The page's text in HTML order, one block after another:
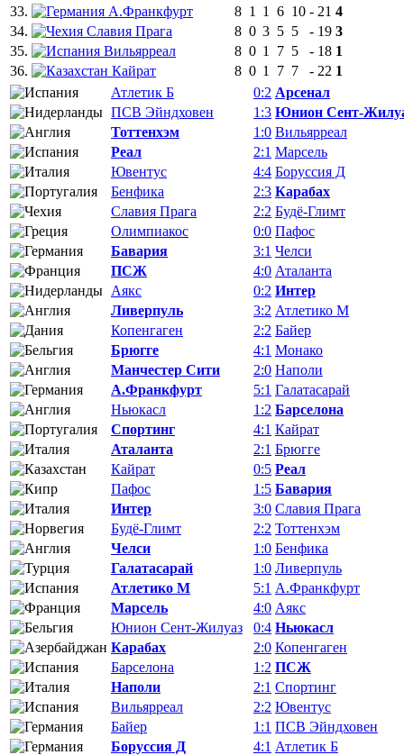
33.
А.Франкфурт 8 1 1 6 10 - 21 4
34.
Славия Прага 8 0 3 5 5 - 19 3
35.
Вильярреал 8 0 1 7 5 - 18 1
36.
Кайрат 8 0 1 7 7 - 22 1
Атлетик Б
0:2 Арсенал
ПСВ Эйндховен
1:3 Юнион Сент-
Тоттенхэм
1:0 Вильярреал
Реал
2:1 Марсель
Ювентус
4:4 Боруссия Д
Бенфика
2:3 Карабах
Славия Прага
2:2 Будё-Глимт
Олимпиакос
0:0 Пафос
Бавария
3:1 Челси
ПСЖ
4:0 Аталанта
Аякс
0:2 Интер
Ливерпуль
3:2 Атлетико М
Копенгаген
2:2 Байер
Брюгге
4:1 Монако
Манчестер Сити
2:0 Наполи
А.Франкфурт
5:1 Галатасарай
Ньюкасл
1:2 Барселона
Спортинг
4:1 Кайрат
Аталанта
2:1 Брюгге
Кайрат
0:5 Реал
Пафос
1:5 Бавария
Интер
3:0 Славия Прага
Будё-Глимт
2:2 Тоттенхэм
Челси
1:0 Бенфика
Галатасарай
1:0 Ливерпуль
Атлетико М
5:1 А.Франкфурт
Марсель
4:0 Аякс
Юнион Сент-Жилуаз
0:4 Ньюкасл
Карабах
2:0 Копенгаген
Барселона
1:2 ПСЖ
Наполи
2:1 Спортинг
Вильярреал
2:2 Ювентус
Байер
1:1 ПСВ Эйндховен
Боруссия Д
4:1 Атлетик Б